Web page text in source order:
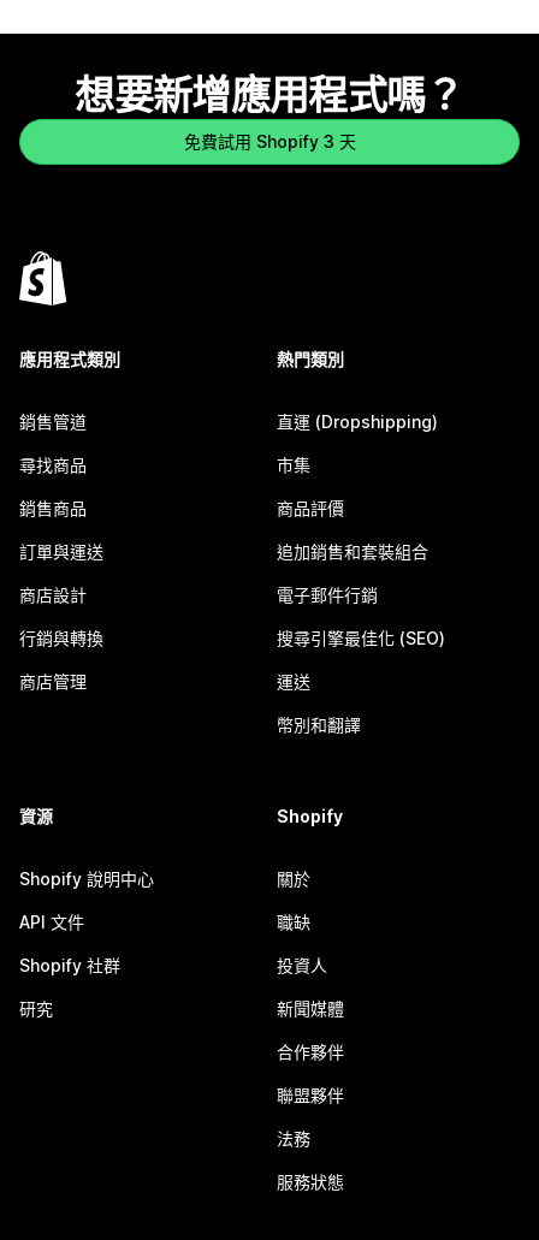
想要新增應用程式嗎？
免費試用 Shopify 3 天
應用程式類別
銷售管道
尋找商品
銷售商品
訂單與運送
商店設計
行銷與轉換
商店管理
熱門類別
直運 (Dropshipping)
市集
商品評價
追加銷售和套裝組合
電子郵件行銷
搜尋引擎最佳化 (SEO)
運送
幣別和翻譯
資源
Shopify 說明中心
API 文件
Shopify 社群
研究
Shopify
關於
職缺
投資人
新聞媒體
合作夥伴
聯盟夥伴
法務
服務狀態